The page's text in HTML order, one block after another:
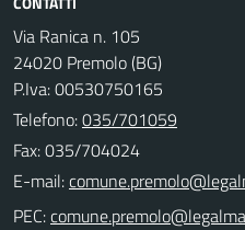
Via Ranica n. 105
24020 Premolo (BG)
P.Iva: 00530750165
Telefono:035/701059
Fax: 035/704024
E-mail:
PEC: